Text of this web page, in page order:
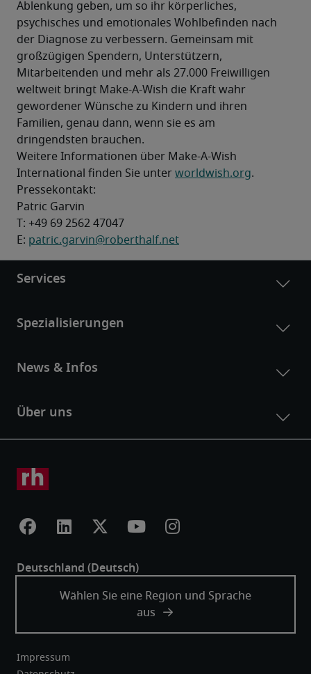
Ablenkung geben, um so ihr körperliches,
psychisches und emotionales Wohlbefinden nach
der Diagnose zu verbessern. Gemeinsam mit
großzügigen Spendern, Unterstützern,
Mitarbeitenden und mehr als 27.000 Freiwilligen
weltweit bringt Make-A-Wish die Kraft wahr
gewordener Wünsche zu Kindern und ihren
Familien, genau dann, wenn sie es am
dringendsten brauchen.
Weitere Informationen über Make-A-Wish
International finden Sie unter worldwish.org.
Pressekontakt:
Patric Garvin
T: +49 69 2562 47047
E: patric.garvin@roberthalf.net
Impressum